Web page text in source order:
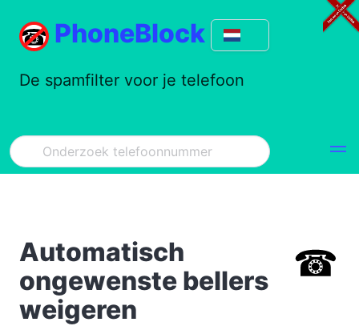
PhoneBlock
De spamfilter voor je telefoon
Automatisch
ongewenste bellers
weigeren